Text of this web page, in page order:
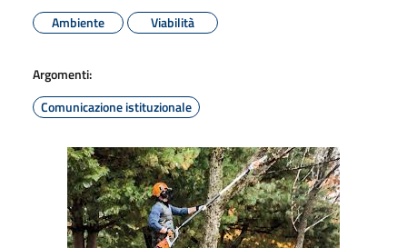
Ambiente
Viabilità
Argomenti:
Comunicazione istituzionale